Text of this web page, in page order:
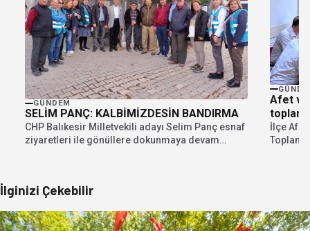
GÜNDEM
SELİM PANÇ: KALBİMİZDESİN BANDIRMA
CHP Balıkesir Milletvekili adayı Selim Panç esnaf
ziyaretleri ile gönüllere dokunmaya devam
Afet ve
İlçe Afet
İlginizi Çekebilir